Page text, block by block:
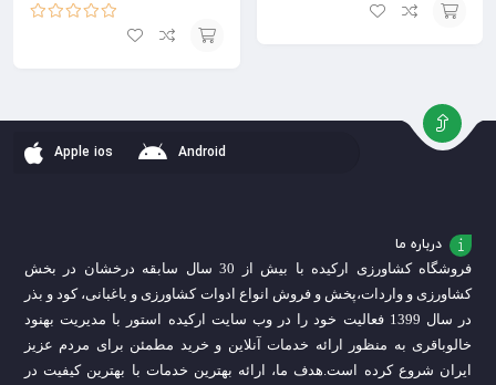
سبد
Apple ios Android
درباره ما
فروشگاه کشاورزی ارکیده با بیش از 30 سال سابقه درخشان در بخش
کشاورزی و واردات،پخش و فروش انواع ادوات کشاورزی و باغبانی، کود و بذر
در سال 1399 فعالیت خود را در وب سایت ارکیده استور با مدیریت بهنود
خالوباقری به منظور ارائه خدمات آنلاین و خرید مطمئن برای مردم عزیز
ایران شروع کرده است. هدف ما، ارائه بهترین خدمات با بهترین کیفیت در